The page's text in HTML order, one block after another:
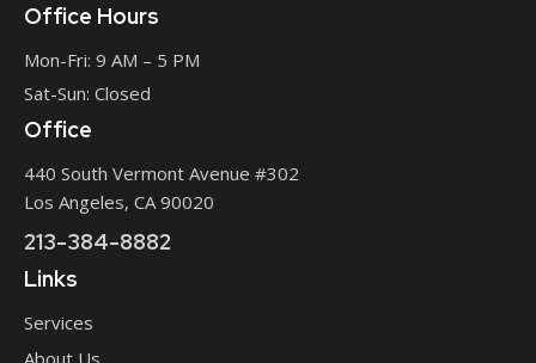
Office Hours
Mon-Fri: 9 AM – 5 PM
Sat-Sun: Closed
Office
440 South Vermont Avenue #302
Los Angeles, CA 90020
213-384-8882
Links
Services
About Us